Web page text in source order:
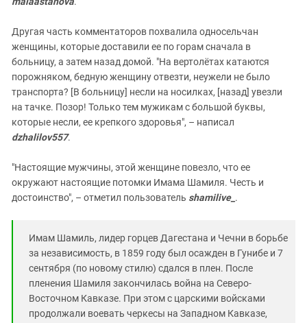
Другая часть комментаторов похвалила односельчан
женщины, которые доставили ее по горам сначала в
больницу, а затем назад домой. "На вертолётах катаются
порожняком, бедную женщину отвезти, неужели не было
транспорта? [В больницу] несли на носилках, [назад] увезли
на тачке. Позор! Только тем мужикам с большой буквы,
которые несли, ее крепкого здоровья", – написал
dzhalilov557.
"Настоящие мужчины, этой женщине повезло, что ее
окружают настоящие потомки Имама Шамиля. Честь и
достоинство", – отметил пользователь shamilive_ .
Имам Шамиль, лидер горцев Дагестана и Чечни в борьбе
за независимость, в 1859 году был осажден в Гунибе и 7
сентября (по новому стилю) сдался в плен. После
пленения Шамиля закончилась война на Северо-
Восточном Кавказе. При этом с царскими войсками
продолжали воевать черкесы на Западном Кавказе,